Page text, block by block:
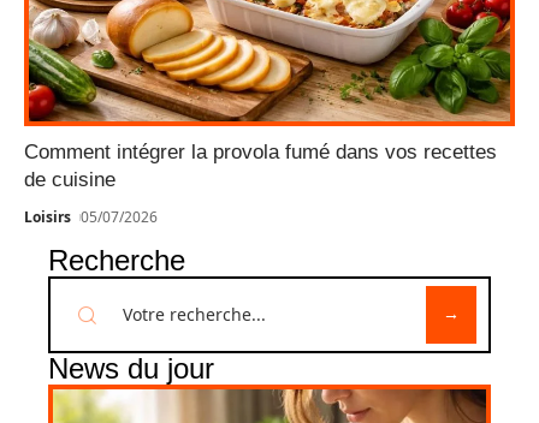
Comment intégrer la provola fumé dans vos recettes
de cuisine
Loisirs 05/07/2026
Recherche
News du jour